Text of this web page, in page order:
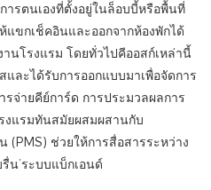
ารตนเองที่ตั้งอยู่ในล็อบบี้หรือพื้นที่
ขกเช็คอินและออกจากห้องพักได้
นโรงแรม โดยทั่วไปคีออสก์เหล่านี้
ละได้รับการออกแบบมาเพื่อจัดการ
จ่ายคีย์การ์ด การประมวลผลการ
งแรมทันสมัยผสมผสานกับ
(PMS) ช่วยให้การสื่อสารระหว่าง
น’ระบบแบ็กเอนด์